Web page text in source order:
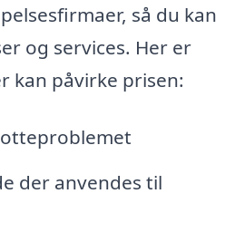
så du kan
og services. Her er
kan påvirke prisen:
der anvendes til